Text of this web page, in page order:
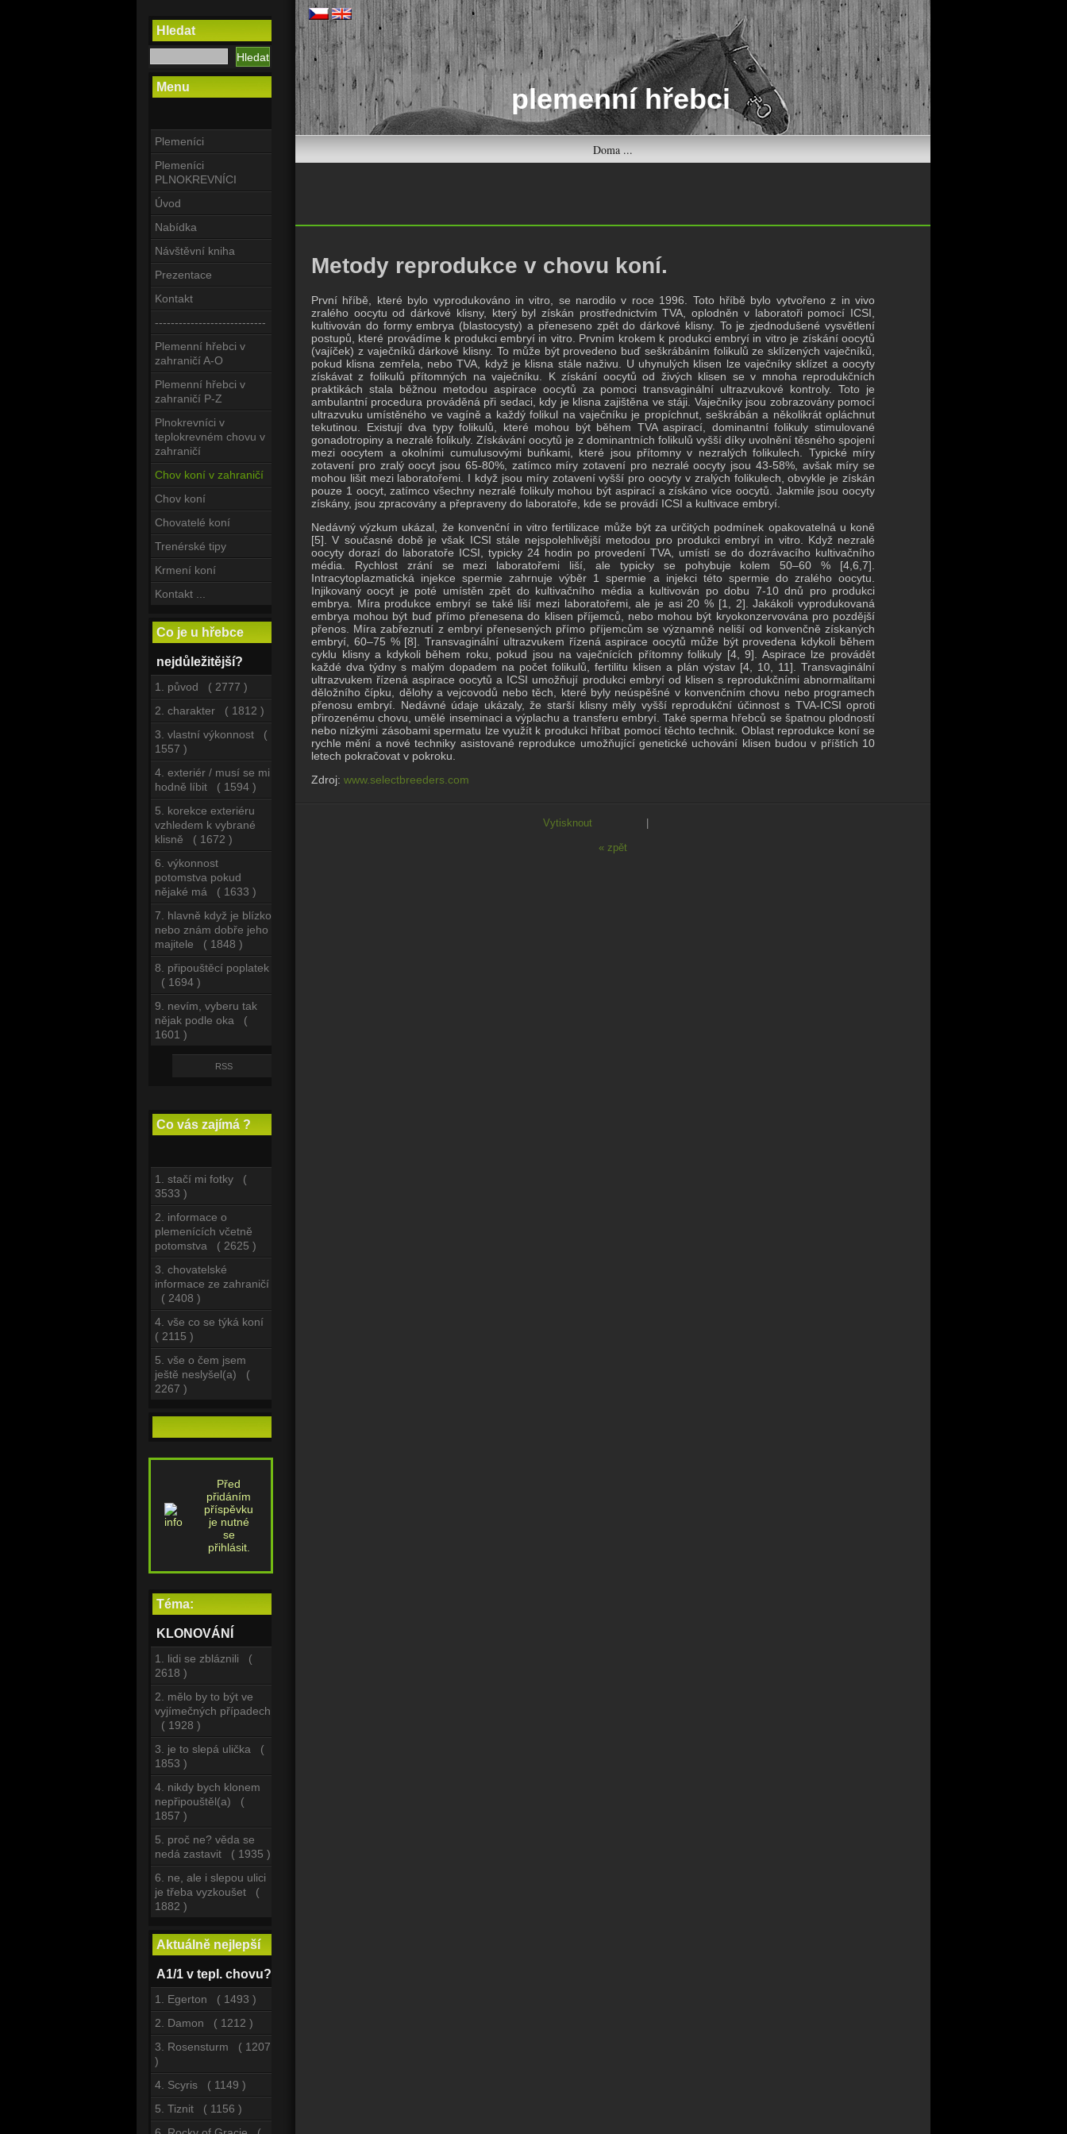
plemenní hřebci
Doma ...
Hledat
Menu
Plemeníci
Plemeníci
PLNOKREVNÍCI
Úvod
Nabídka
Návštěvní kniha
Prezentace
Kontakt
----------------------------
Plemenní hřebci v
zahraničí A-O
Plemenní hřebci v
zahraničí P-Z
Plnokrevníci v
teplokrevném chovu v
zahraničí
Chov koní v zahraničí
Chov koní
Chovatelé koní
Trenérské tipy
Krmení koní
Kontakt ...
Co je u hřebce
nejdůležitější?
1. původ ( 2777 )
2. charakter ( 1812 )
3. vlastní výkonnost (
1557 )
4. exteriér / musí se mi
hodně líbit ( 1594 )
5. korekce exteriéru
vzhledem k vybrané
klisně ( 1672 )
6. výkonnost
potomstva pokud
nějaké má ( 1633 )
7. hlavně když je blízko
nebo znám dobře jeho
majitele ( 1848 )
8. připouštěcí poplatek
( 1694 )
9. nevím, vyberu tak
nějak podle oka (
1601 )
RSS
Co vás zajímá ?
1. stačí mi fotky (
3533 )
2. informace o
plemenících včetně
potomstva ( 2625 )
3. chovatelské
informace ze zahraničí
( 2408 )
4. vše co se týká koní
( 2115 )
5. vše o čem jsem
ještě neslyšel(a) (
2267 )
Před
přidáním
příspěvku
je nutné
se
přihlásit.
Téma:
KLONOVÁNÍ
1. lidi se zbláznili (
2618 )
2. mělo by to být ve
vyjímečných případech
( 1928 )
3. je to slepá ulička (
1853 )
4. nikdy bych klonem
nepřipouštěl(a) (
1857 )
5. proč ne? věda se
nedá zastavit ( 1935 )
6. ne, ale i slepou ulici
je třeba vyzkoušet (
1882 )
Aktuálně nejlepší
A1/1 v tepl. chovu?
1. Egerton ( 1493 )
2. Damon ( 1212 )
3. Rosensturm ( 1207
)
4. Scyris ( 1149 )
5. Tiznit ( 1156 )
Metody reprodukce v chovu koní.
První hříbě, které bylo vyprodukováno in vitro, se narodilo v roce 1996. Toto hříbě bylo vytvořeno z in vivo
zralého oocytu od dárkové klisny, který byl získán prostřednictvím TVA, oplodněn v laboratoři pomocí ICSI,
kultivován do formy embrya (blastocysty) a přeneseno zpět do dárkové klisny. To je zjednodušené vysvětlení
postupů, které provádíme k produkci embryí in vitro. Prvním krokem k produkci embryí in vitro je získání oocytů
(vajíček) z vaječníků dárkové klisny. To může být provedeno buď seškrábáním folikulů ze sklízených vaječníků,
pokud klisna zemřela, nebo TVA, když je klisna stále naživu. U uhynulých klisen lze vaječníky sklízet a oocyty
získávat z folikulů přítomných na vaječníku. K získání oocytů od živých klisen se v mnoha reprodukčních
praktikách stala běžnou metodou aspirace oocytů za pomoci transvaginální ultrazvukové kontroly. Toto je
ambulantní procedura prováděná při sedaci, kdy je klisna zajištěna ve stáji. Vaječníky jsou zobrazovány pomocí
ultrazvuku umístěného ve vagíně a každý folikul na vaječníku je propíchnut, seškrábán a několikrát opláchnut
tekutinou. Existují dva typy folikulů, které mohou být během TVA aspirací, dominantní folikuly stimulované
gonadotropiny a nezralé folikuly. Získávání oocytů je z dominantních folikulů vyšší díky uvolnění těsného spojení
mezi oocytem a okolními cumulusovými buňkami, které jsou přítomny v nezralých folikulech. Typické míry
zotavení pro zralý oocyt jsou 65-80%, zatímco míry zotavení pro nezralé oocyty jsou 43-58%, avšak míry se
mohou lišit mezi laboratořemi. I když jsou míry zotavení vyšší pro oocyty v zralých folikulech, obvykle je získán
pouze 1 oocyt, zatímco všechny nezralé folikuly mohou být aspirací a získáno více oocytů. Jakmile jsou oocyty
získány, jsou zpracovány a přepraveny do laboratoře, kde se provádí ICSI a kultivace embryí.
Nedávný výzkum ukázal, že konvenční in vitro fertilizace může být za určitých podmínek opakovatelná u koně
[5].
V současné době je však ICSI stále nejspolehlivější metodou pro produkci embryí in vitro.
Když nezralé
oocyty dorazí do laboratoře ICSI, typicky 24 hodin po provedení TVA, umístí se do dozrávacího kultivačního
média.
Rychlost zrání se mezi laboratořemi liší, ale typicky se pohybuje kolem 50–60 % [4,6,7].
Intracytoplazmatická injekce spermie zahrnuje výběr 1 spermie a injekci této spermie do zralého oocytu.
Injikovaný oocyt je poté umístěn zpět do kultivačního média a kultivován po dobu 7-10 dnů pro produkci
embrya.
Míra produkce embryí se také liší mezi laboratořemi, ale je asi 20 % [1, 2].
Jakákoli vyprodukovaná
embrya mohou být buď přímo přenesena do klisen příjemců, nebo mohou být kryokonzervována pro pozdější
přenos.
Míra zabřeznutí z embryí přenesených přímo příjemcům se významně neliší od konvenčně získaných
embryí, 60–75 % [8].
Transvaginální ultrazvukem řízená aspirace oocytů může být provedena kdykoli během
cyklu klisny a kdykoli během roku, pokud jsou na vaječnících přítomny folikuly [4, 9].
Aspirace lze provádět
každé dva týdny s malým dopadem na počet folikulů, fertilitu klisen a plán výstav [4, 10, 11]. Transvaginální
ultrazvukem řízená aspirace oocytů a ICSI umožňují produkci embryí od klisen s reprodukčními abnormalitami
děložního čípku, dělohy a vejcovodů nebo těch, které byly neúspěšné v konvenčním chovu nebo programech
přenosu embryí.
Nedávné údaje ukázaly, že starší klisny měly vyšší reprodukční účinnost s TVA-ICSI oproti
přirozenému chovu, umělé inseminaci a výplachu a transferu embryí. Také sperma hřebců se špatnou plodností
nebo nízkými zásobami spermatu lze využít k produkci hříbat pomocí těchto technik. Oblast reprodukce koní se
rychle mění a nové techniky asistované reprodukce umožňující genetické uchování klisen budou v příštích 10
letech pokračovat v pokroku.
Zdroj: www.selectbreeders.com
Vytisknout |
« zpět